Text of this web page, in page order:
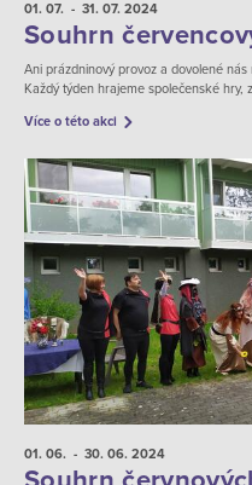
01. 07. - 31. 07. 2024
Souhrn
Ani prázdninový provoz a dovolené
Každý týden hrajeme společenské hry,
Více o této akci
01. 06. - 30. 06. 2024